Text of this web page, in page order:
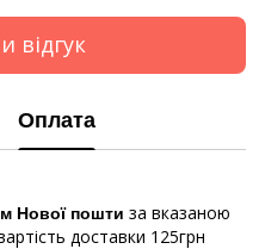
відгук
Оплата
Нової пошти за вказаною
доставки 125грн